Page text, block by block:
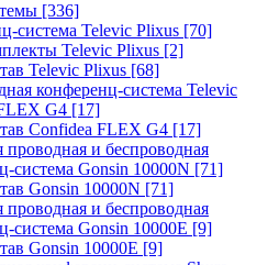
[336]
система Televic Plixus [70]
Televic Plixus [2]
Televic Plixus [68]
конференц-система Televic
G4 [17]
Confidea FLEX G4 [17]
и беспроводная
система Gonsin 10000N [71]
Gonsin 10000N [71]
и беспроводная
система Gonsin 10000E [9]
Gonsin 10000E [9]